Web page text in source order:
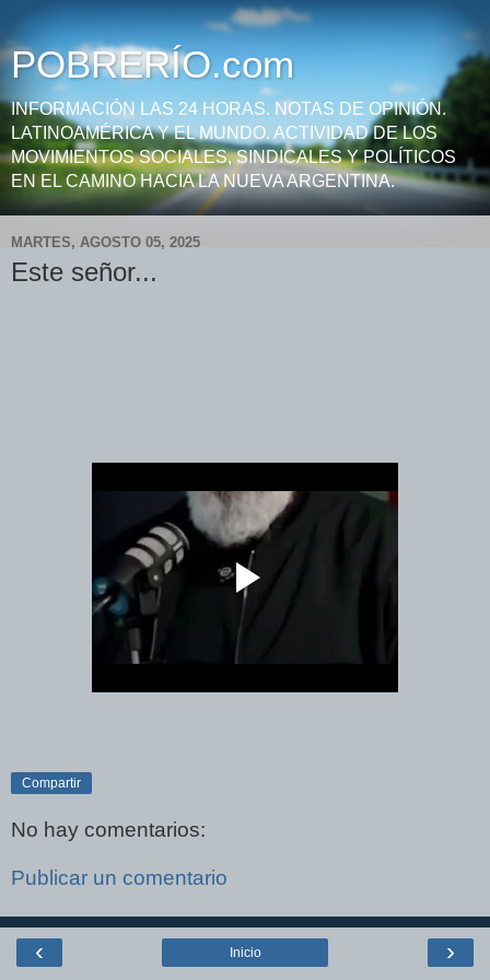
POBRERÍO.com
INFORMACIÓN LAS 24 HORAS. NOTAS DE OPINIÓN.
LATINOAMÉRICA Y EL MUNDO. ACTIVIDAD DE LOS
MOVIMIENTOS SOCIALES, SINDICALES Y POLÍTICOS
EN EL CAMINO HACIA LA NUEVA ARGENTINA.
MARTES, AGOSTO 05, 2025
Este señor...
Compartir
No hay comentarios:
Publicar un comentario
‹ ›
Inicio